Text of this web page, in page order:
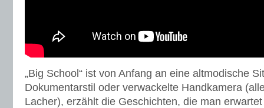
„Big School“ ist von Anfang an eine altmodische
Dokumentarstil oder verwackelte Handkamera
Lacher), erzählt die Geschichten, die man